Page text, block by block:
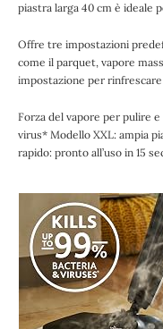
piastra larga 40 cm è ideale
Offre tre impostazioni
come il parquet, vapore
impostazione per
Forza del vapore per pulire
virus* Modello XXL: ampia
rapido: pronto all’uso in 15